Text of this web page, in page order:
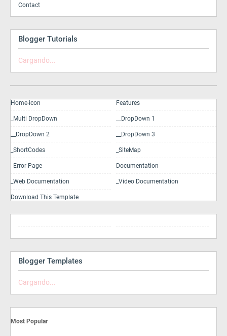
Contact
Blogger Tutorials
Cargando...
Home-icon Features
_Multi DropDown __DropDown 1
__DropDown 2 __DropDown 3
_ShortCodes _SiteMap
_Error Page Documentation
_Web Documentation _Video Documentation
Download This Template
Blogger Templates
Cargando...
Most Popular